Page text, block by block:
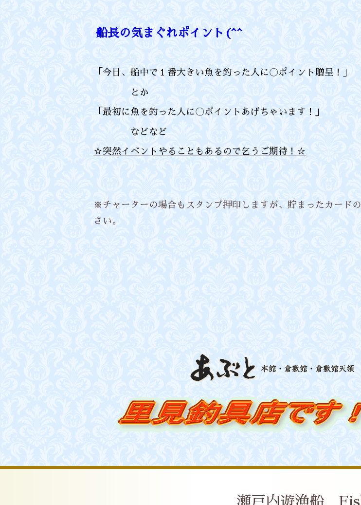
船長の気まぐれポイント(^^
「今日、船中で１番大きい魚を釣った人に〇ポイント贈呈！」
とか
「最初に魚を釣った人に〇ポイントあげちゃいます！」
などなど
☆突然イベントやることもあるので乞うご期待！☆
※チャーターの場合もスタンプ押印しますが、貯まったカード
さい。
瀬戸内遊漁船